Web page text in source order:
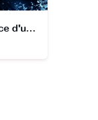
300 : la naissance d'un empire